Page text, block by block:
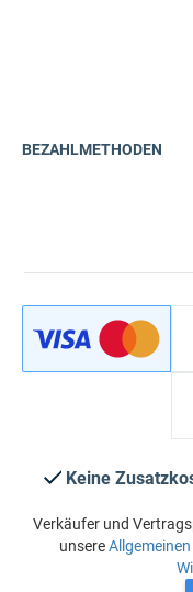
BEZAHLMETHODEN
Keine
Verkäufer und
unsere